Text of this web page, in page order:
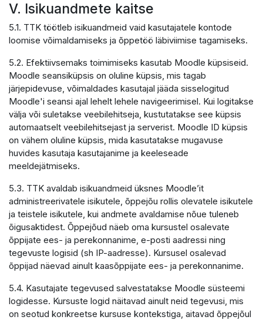
V. Isikuandmete kaitse
5.1. TTK töötleb isikuandmeid vaid kasutajatele kontode
loomise võimaldamiseks ja õppetöö läbiviimise tagamiseks.
5.2. Efektiivsemaks toimimiseks kasutab Moodle küpsiseid.
Moodle seansiküpsis on oluline küpsis, mis tagab
järjepidevuse, võimaldades kasutajal jääda sisselogitud
Moodle'i seansi ajal lehelt lehele navigeerimisel. Kui logitakse
välja või suletakse veebilehitseja, kustutatakse see küpsis
automaatselt veebilehitsejast ja serverist. Moodle ID küpsis
on vähem oluline küpsis, mida kasutatakse mugavuse
huvides kasutaja kasutajanime ja keeleseade
meeldejätmiseks.
5.3. TTK avaldab isikuandmeid üksnes Moodle’it
administreerivatele isikutele, õppejõu rollis olevatele isikutele
ja teistele isikutele, kui andmete avaldamise nõue tuleneb
õigusaktidest. Õppejõud näeb oma kursustel osalevate
õppijate ees- ja perekonnanime, e-posti aadressi ning
tegevuste logisid (sh IP-aadresse). Kursusel osalevad
õppijad näevad ainult kaasõppijate ees- ja perekonnanime.
5.4. Kasutajate tegevused salvestatakse Moodle süsteemi
logidesse. Kursuste logid näitavad ainult neid tegevusi, mis
on seotud konkreetse kursuse kontekstiga, aitavad õppejõul